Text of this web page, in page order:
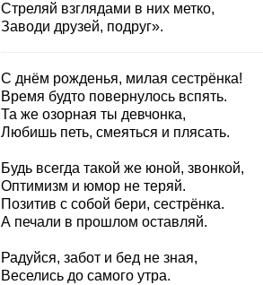
Стреляй взглядами в них метко,
Заводи друзей, подруг».
С днём рожденья, милая сестрёнка!
Время будто повернулось вспять.
Та же озорная ты девчонка,
Любишь петь, смеяться и плясать.
Будь всегда такой же юной, звонкой,
Оптимизм и юмор не теряй.
Позитив с собой бери, сестрёнка.
А печали в прошлом оставляй.
Радуйся, забот и бед не зная,
Веселись до самого утра.